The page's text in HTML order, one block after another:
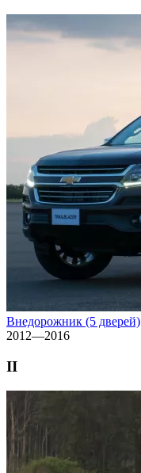
Внедорожник (5 дверей)
2012—2016
II